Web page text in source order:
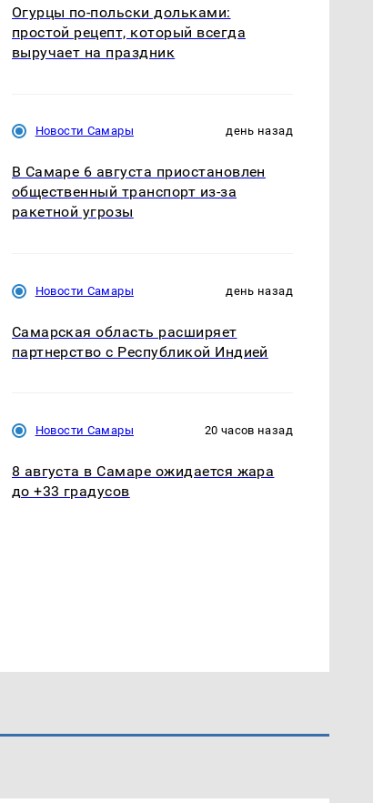
Огурцы по‑польски дольками:
простой рецепт, который всегда
выручает на праздник
Новости Самары день назад
В Самаре 6 августа приостановлен
общественный транспорт из-за
ракетной угрозы
Новости Самары день назад
Самарская область расширяет
партнерство с Республикой Индией
Новости Самары 20 часов назад
8 августа в Самаре ожидается жара
до +33 градусов